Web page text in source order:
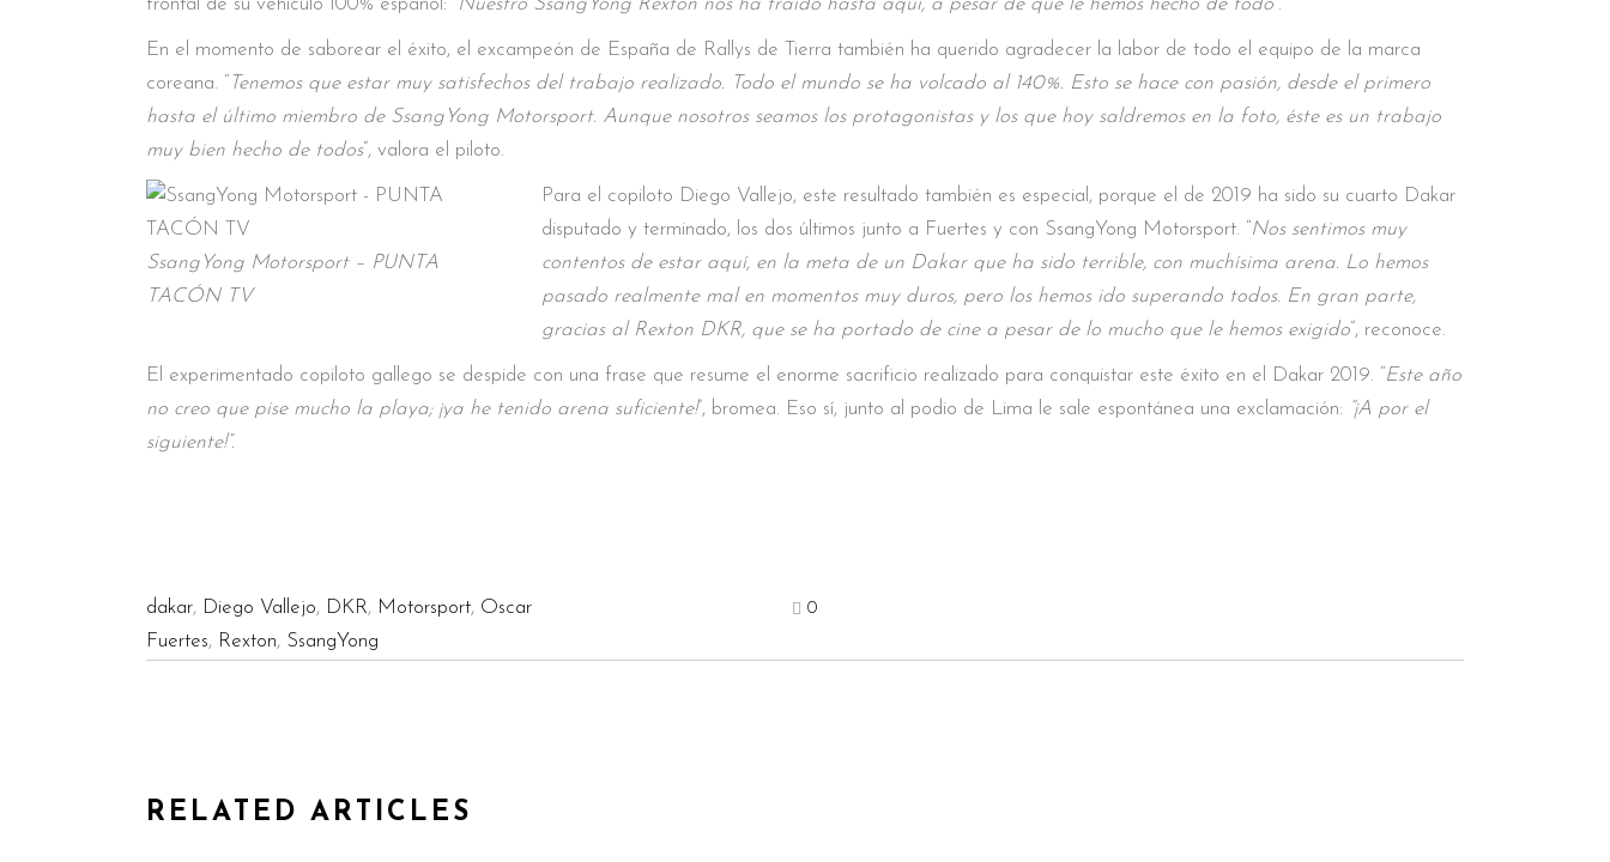
En el momento de saborear el éxito, el excampeón de España de Rallys de Tierra también ha querido agradecer la labor de todo el equipo de la marca
coreana. “ Tenemos que estar muy satisfechos del trabajo realizado. Todo el mundo se ha volcado al 140%. Esto se hace con pasión, desde el primero
hasta el último miembro de SsangYong Motorsport. Aunque nosotros seamos los protagonistas y los que hoy saldremos en la foto, éste es un trabajo
muy bien hecho de todos”, valora el piloto.
SsangYong Motorsport – PUNTA
TACÓN TV
Para el copiloto Diego Vallejo, este resultado también es especial, porque el de 2019 ha sido su cuarto Dakar
disputado y terminado, los dos últimos junto a Fuertes y con SsangYong Motorsport. “Nos sentimos muy
contentos de estar aquí, en la meta de un Dakar que ha sido terrible, con muchísima arena. Lo hemos
pasado realmente mal en momentos muy duros, pero los hemos ido superando todos. En gran parte,
gracias al Rexton DKR, que se ha portado de cine a pesar de lo mucho que le hemos exigido”, reconoce.
El experimentado copiloto gallego se despide con una frase que resume el enorme sacrificio realizado para conquistar este éxito en el Dakar 2019. “Este año
no creo que pise mucho la playa; ¡ya he tenido arena suficiente!”, bromea. Eso sí, junto al podio de Lima le sale espontánea una exclamación: “¡A por el
siguiente!”.
dakar, Diego Vallejo, DKR, Motorsport, Oscar
Fuertes, Rexton, SsangYong
0
RELATED ARTICLES